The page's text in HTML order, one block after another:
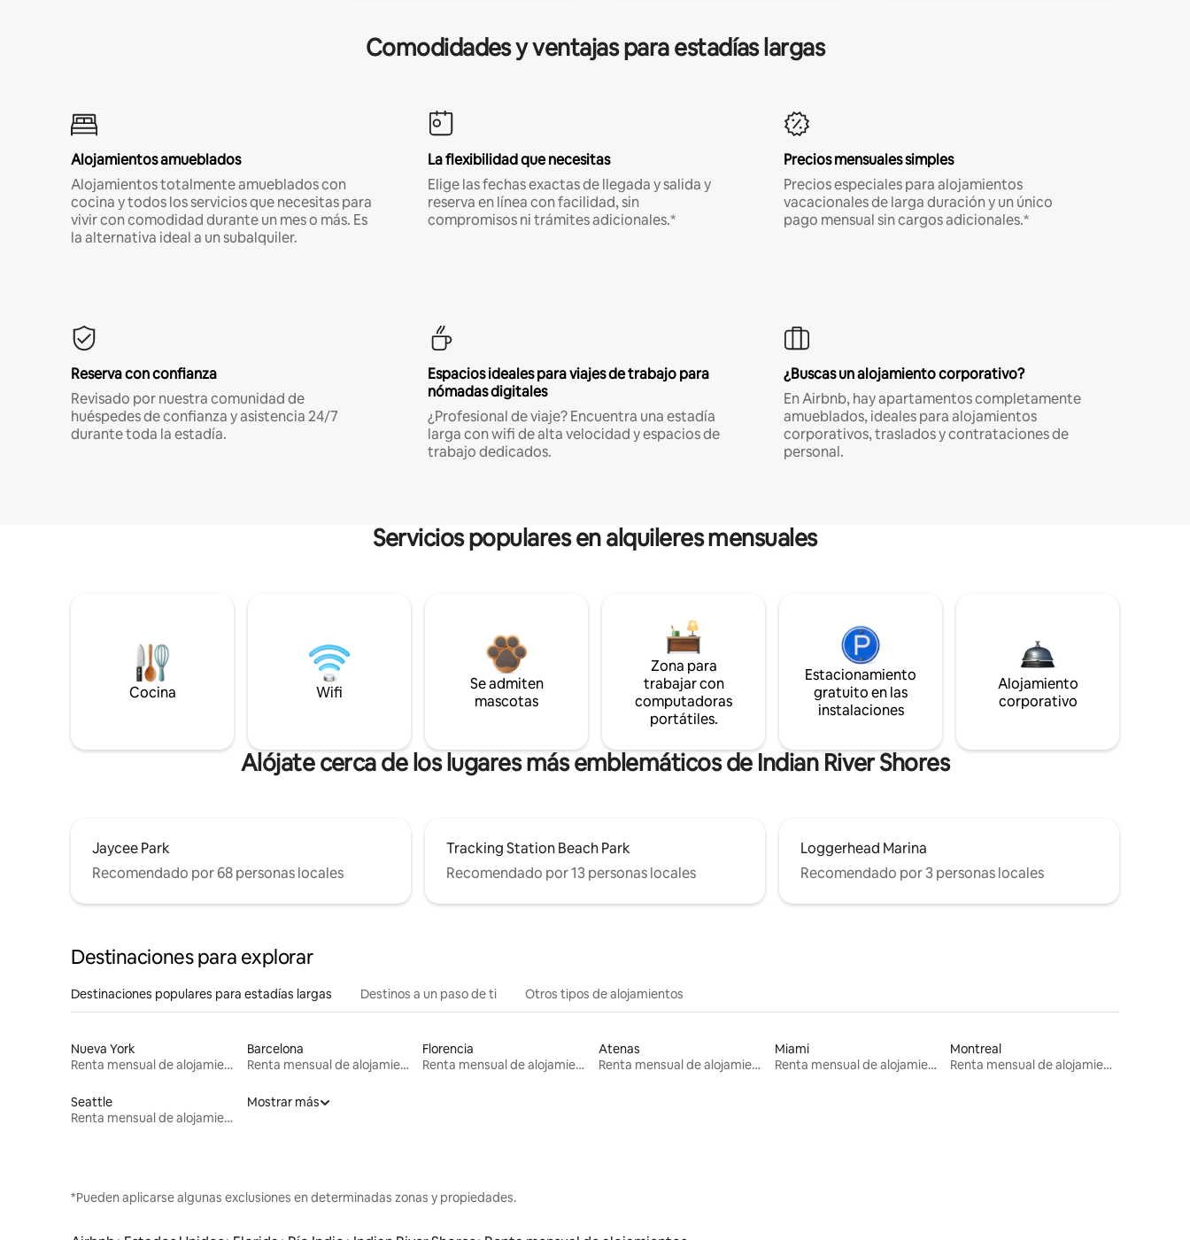
Comodidades y ventajas para estadías largas
Alojamientos amueblados
Alojamientos totalmente amueblados con
cocina y todos los servicios que necesitas para
vivir con comodidad durante un mes o más. Es
la alternativa ideal a un subalquiler.
La flexibilidad que necesitas
Elige las fechas exactas de llegada y salida y
reserva en línea con facilidad, sin
compromisos ni trámites adicionales.*
Precios mensuales simples
Precios especiales para alojamientos
vacacionales de larga duración y un único
pago mensual sin cargos adicionales.*
Reserva con confianza
Revisado por nuestra comunidad de
huéspedes de confianza y asistencia 24/7
durante toda la estadía.
Espacios ideales para viajes de trabajo para
nómadas digitales
¿Profesional de viaje? Encuentra una estadía
larga con wifi de alta velocidad y espacios de
trabajo dedicados.
¿Buscas un alojamiento corporativo?
En Airbnb, hay apartamentos completamente
amueblados, ideales para alojamientos
corporativos, traslados y contrataciones de
personal.
Servicios populares en alquileres mensuales
Cocina Wifi
Se admiten
mascotas
Zona para
trabajar con
computadoras
portátiles.
Estacionamiento
gratuito en las
instalaciones
Alojamiento
corporativo
Alójate cerca de los lugares más emblemáticos de Indian River Shores
Jaycee Park
Recomendado por 68 personas locales
Tracking Station Beach Park
Recomendado por 13 personas locales
Loggerhead Marina
Recomendado por 3 personas locales
Destinaciones para explorar
Destinaciones populares para estadías largas Destinos a un paso de ti Otros tipos de alojamientos
Nueva York
Renta mensual de alojamientos
Barcelona
Renta mensual de alojamientos
Florencia
Renta mensual de alojamientos
Atenas
Renta mensual de alojamientos
Miami
Renta mensual de alojamientos
Montreal
Renta mensual de alojamientos
Seattle
Renta mensual de alojamientos
Mostrar más
*Pueden aplicarse algunas exclusiones en determinadas zonas y propiedades.